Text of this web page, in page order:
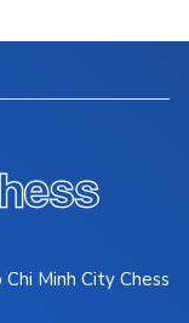
Minh City Chess